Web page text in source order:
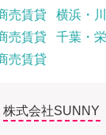
売賃貸
横浜・
売賃貸
千葉・
売賃貸
株式会社SUNNY